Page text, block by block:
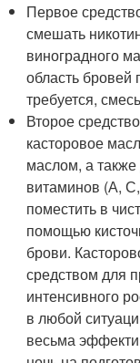
Первое
смешать
виноградного
область
требуется,
Второе
касторовое
маслом, а также
витаминов (А,
поместить в
помощью
брови.
средством для
интенсивного
в любой
весьма